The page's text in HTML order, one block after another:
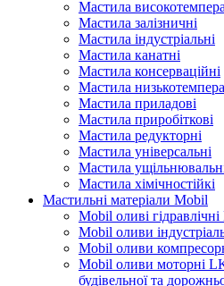
Мастила
Мастила залізничні
Мастила індустріальні
Мастила канатні
Мастила консерваційні
Мастила
Мастила приладові
Мастила приробіткові
Мастила редукторні
Мастила універсальні
Мастила
Мастила хімічностійкі
Мастильні матеріали Mobil
Mobil оливі
Mobil оливи
Mobil оливи
Mobil оливи моторні
будівельної та